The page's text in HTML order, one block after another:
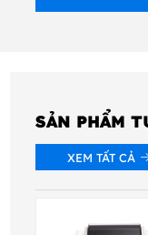
SẢN PHẨM
XEM TẤT CẢ